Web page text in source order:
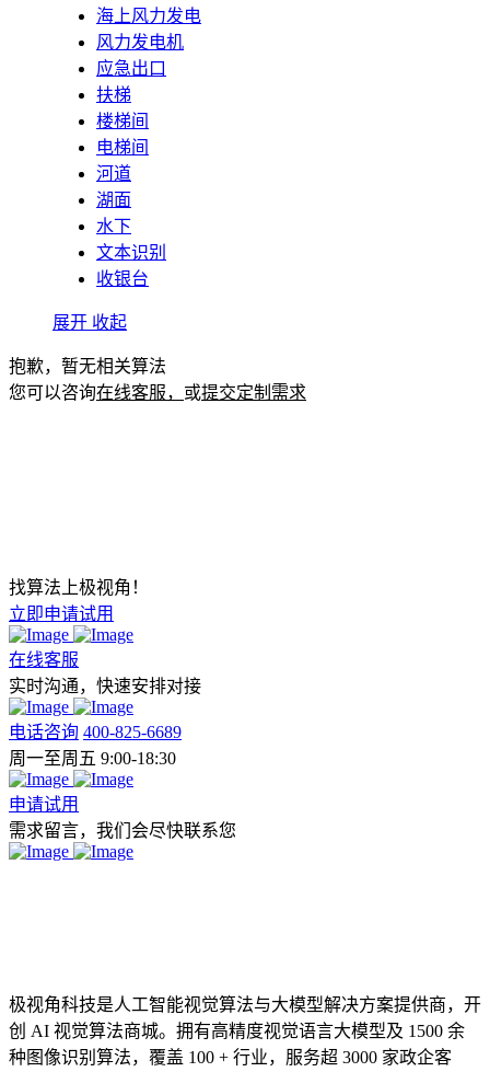
海上风力发电
风力发电机
应急出口
扶梯
楼梯间
电梯间
河道
湖面
水下
文本识别
收银台
展开 收起
抱歉，暂无相关算法
您可以咨询在线客服， 或提交定制需求
找算法上极视角！
立即申请试用
在线客服
实时沟通，快速安排对接
电话咨询 400-825-6689
周一至周五 9:00-18:30
申请试用
需求留言，我们会尽快联系您
极视角科技是人工智能视觉算法与大模型解决方案提供商，开
创 AI 视觉算法商城。拥有高精度视觉语言大模型及 1500 余
种图像识别算法，覆盖 100 + 行业，服务超 3000 家政企客